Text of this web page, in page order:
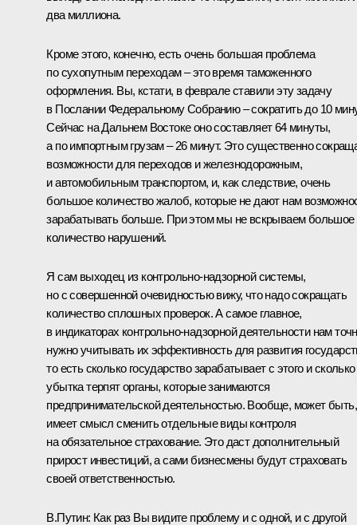
два миллиона.
Кроме этого, конечно, есть очень большая проблема
по сухопутным переходам – это время таможенного
оформления. Вы, кстати, в феврале ставили эту задачу
в Послании Федеральному Собранию – сократить до 10
Сейчас на Дальнем Востоке оно составляет 64 минуты,
а по импортным грузам – 26 минут. Это существенно
возможности для переходов и железнодорожным,
и автомобильным транспортом, и, как следствие, очень
большое количество жалоб, которые не дают нам
зарабатывать больше. При этом мы не вскрываем большое
количество нарушений.
Я сам выходец из контрольно-надзорной системы,
но с совершенной очевидностью вижу, что надо сокращать
количество сплошных проверок. А самое главное,
в индикаторах контрольно-надзорной деятельности нам
нужно учитывать их эффективность для развития
то есть сколько государство зарабатывает с этого и сколько
убытка терпят органы, которые занимаются
предпринимательской деятельностью. Вообще, может быть,
имеет смысл сменить отдельные виды контроля
на обязательное страхование. Это даст дополнительный
прирост инвестиций, а сами бизнесмены будут страховать
своей ответственностью.
В.Путин: Как раз Вы видите проблему и с одной, и с другой